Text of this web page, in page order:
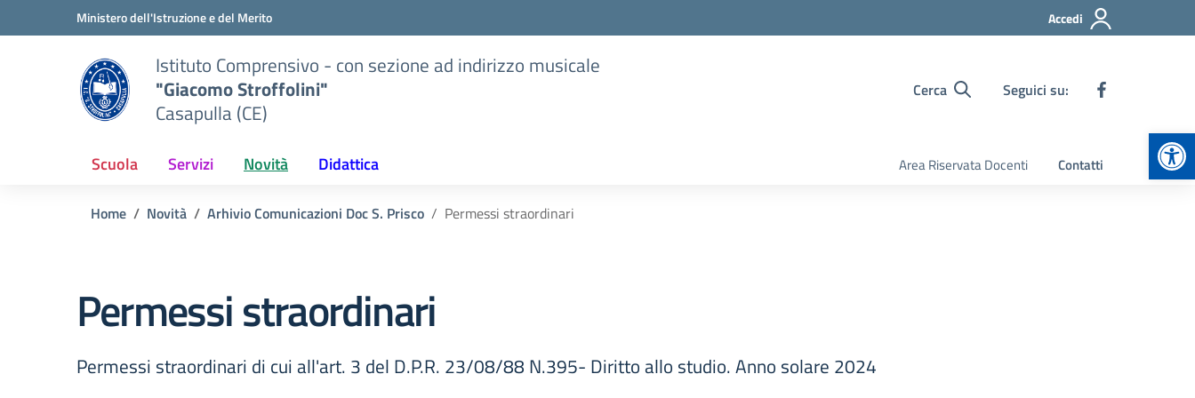
Vai ai contenuti
Vai al menu di navigazioneMinistero dell'Istruzione e del Merito Accedi
Istituto Comprensivo - con sezione ad indirizzo musicale
"Giacomo Stroffolini"
Casapulla (CE)
Cerca Seguici su:
Scuola Servizi Novità Didattica Area Riservata Docenti Contatti
Home Novità Arhivio Comunicazioni Doc S. Prisco Permessi straordinari
Permessi straordinari
Permessi straordinari di cui all'art. 3 del D.P.R. 23/08/88 N.395- Diritto allo studio. Anno solare 2024